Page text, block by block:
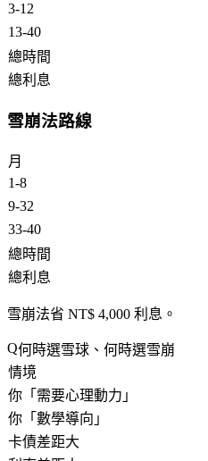
3-12
13-40
總時間
總利息
雪崩法路線
月
1-8
9-32
33-40
總時間
總利息
雪崩法省 NT$ 4,000 利息 。
何時選雪球、何時選雪崩
情境
你「需要心理動力」
你「數學導向」
卡債差距大